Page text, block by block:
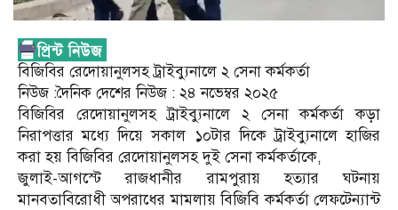
বিজিবির রেদোয়ানুলসহ ট্রাইব্যুনালে ২ সেনা কর্মকর্তা
নিউজ :দৈনিক দেশের নিউজ : ২৪ নভেম্বর ২০২৫
বিজিবির রেদোয়ানুলসহ ট্রাইব্যুনালে ২ সেনা কর্মকর্তা কড়া
নিরাপত্তার মধ্যে দিয়ে সকাল ১০টার দিকে ট্রাইব্যুনালে হাজির
করা হয় বিজিবির রেদোয়ানুলসহ দুই সেনা কর্মকর্তাকে,
জুলাই-আগস্টে রাজধানীর রামপুরায় হত্যার ঘটনায়
মানবতাবিরোধী অপরাধের মামলায় বিজিবি কর্মকর্তা লেফটেন্যান্ট